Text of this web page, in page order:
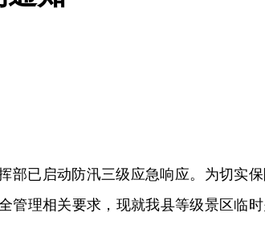
部已启动防汛三级应急响应。为切实
管理相关要求，现就我县等级景区临